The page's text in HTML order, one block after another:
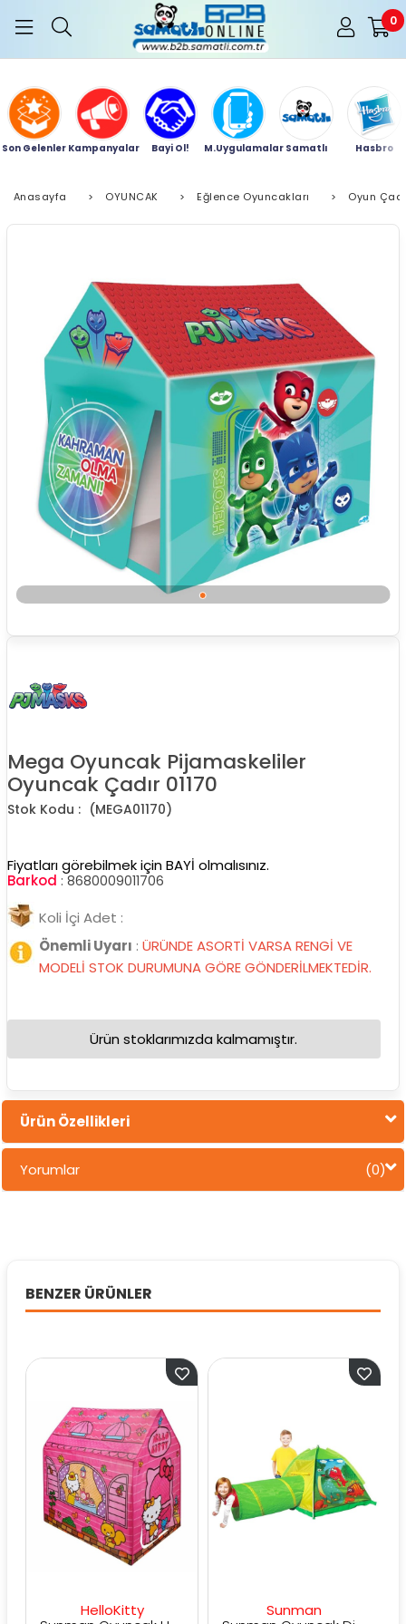
0
Son Gelenler Kampanyalar Bayi Ol! M.Uygulamalar Samatlı Hasbro
Anasayfa > OYUNCAK > Eğlence Oyuncakları > Oyun
Mega Oyuncak Pijamaskeliler
Oyuncak Çadır 01170
(MEGA01170)
Fiyatları görebilmek için BAYİ olmalısınız.
Barkod : 8680009011706
Koli İçi Adet :
Önemli Uyarı : ÜRÜNDE ASORTİ VARSA RENGİ VE
MODELİ STOK DURUMUNA GÖRE GÖNDERİLMEKTEDİR.
Ürün stoklarımızda kalmamıştır.
Ürün Özellikleri
Yorumlar (0)
BENZER ÜRÜNLER
HelloKitty
Sunman